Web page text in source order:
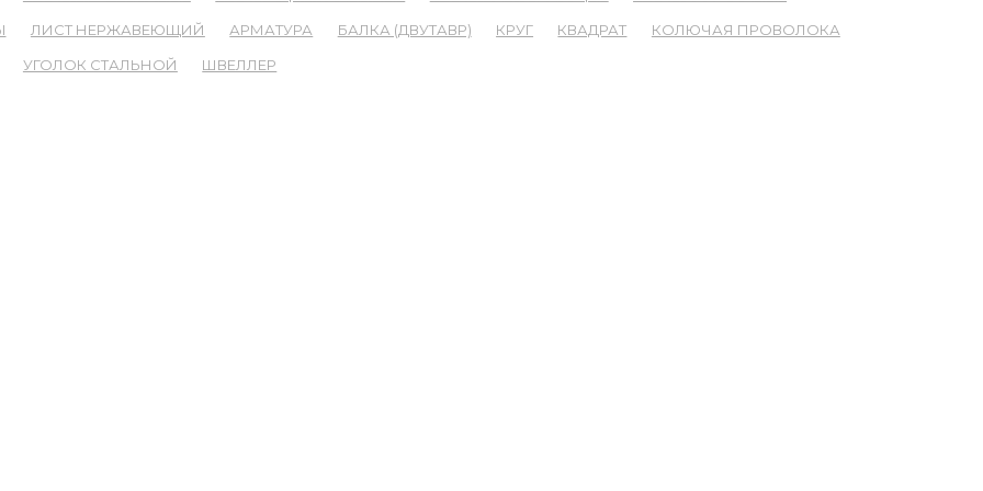
ЛИСТ НЕРЖАВЕЮЩИЙ АРМАТУРА БАЛКА (ДВУТАВР) КРУГ КВАДРАТ
КОЛЮЧАЯ ПРОВОЛОКА
УГОЛОК СТАЛЬНОЙ ШВЕЛЛЕР